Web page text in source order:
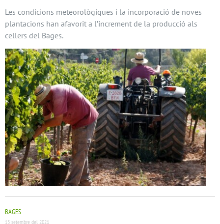
Les condicions meteorològiques i la incorporació de noves
plantacions han afavorit a l’increment de la producció als
cellers del Bages.
BAGES
13 setembre del 2021